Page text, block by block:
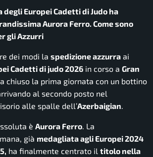
degli Europei Cadetti di Judo ha
Aurora Ferro. Come sono
gli Azzurri
dei modi la spedizione azzurra ai
Cadetti di judo 2026 in corso a Gran
chiuso la prima giornata con un bottino
al secondo posto nel
alle spalle dell’Azerbaigian.
è Aurora Ferro. La
già medagliata agli Europei 2024
ha finalmente centrato il titolo nella